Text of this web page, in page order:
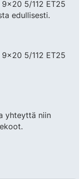
9×20 5/112 ET25
edullisesti.
9x20 5/112 ET25
yhteyttä niin